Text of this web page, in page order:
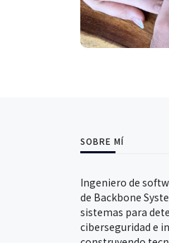
SOBRE MÍ
Ingeniero de
de Backbone
sistemas para
ciberseguridad e